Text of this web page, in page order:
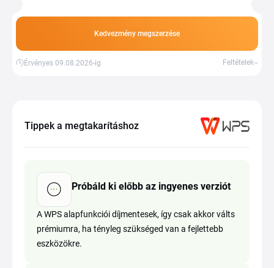
Kedvezmény megszerzése
Érvényes 09.08.2026-ig Feltételek
Tippek a megtakarításhoz
Próbáld ki előbb az ingyenes verziót
A WPS alapfunkciói díjmentesek, így csak akkor válts
prémiumra, ha tényleg szükséged van a fejlettebb
eszközökre.